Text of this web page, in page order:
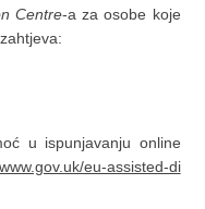
Centre-a za osobe koje
u ispunjavanju online
www.gov.uk/eu-assisted-di